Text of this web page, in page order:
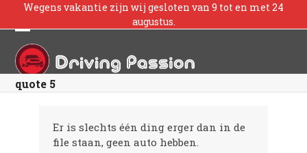
Wegens vakantie zijn wij gesloten van 9 tot en met 24
augustus.
Open
mobile
menu
Close
mobile
menu
quote 5
Er is slechts één ding erger dan in de
file staan, geen auto hebben.